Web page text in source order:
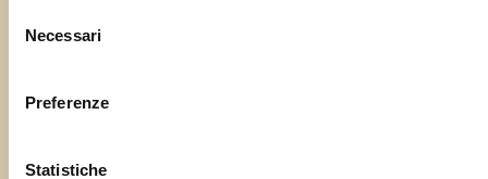
delNecessari
Preferenze
Statistiche